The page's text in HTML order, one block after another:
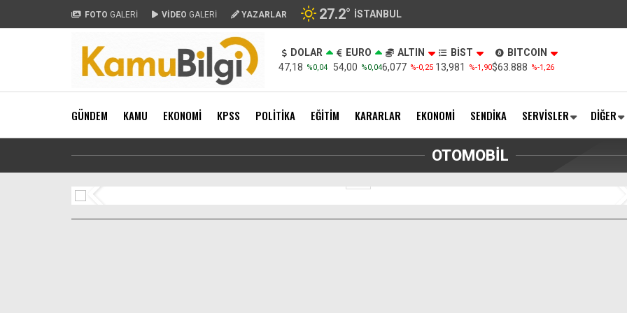
FOTO GALERİ VİDEO GALERİ YAZARLAR 27.2° İSTANBUL
DOLAR
47,18 %0,04
EURO
54,00 %0,04
ALTIN
6,077 %-0,25
BİST
13,981
%-1,90
BITCOIN
$63.888 %-1,26
GÜNDEM KAMU EKONOMİ KPSS POLİTİKA EĞİTİM KARARLAR EKONOMİ SENDİKA SERVİSLER DİĞER
OTOMOBİL
Ev ve araba alımında yeni taksitli dönem
1